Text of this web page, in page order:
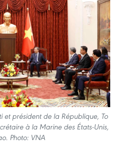
et président de la République, To
à la Marine des États-Unis,
Photo: VNA